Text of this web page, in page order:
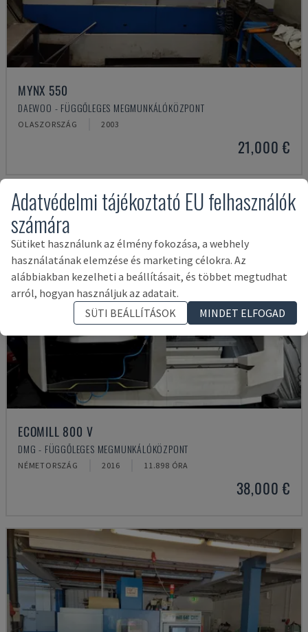
MYNX 550
DAEWOO - FÜGGŐLEGES MEGMUNKÁLÓKÖZPONT
OLASZORSZÁG 2003
21,000 €
ECOMILL 800 V
DMG - FÜGGŐLEGES MEGMUNKÁLÓKÖZPONT
NÉMETORSZÁG 2016 11.898 ÓRA
38,000 €
Adatvédelmi tájékoztató EU felhasználók
számára
Sütiket használunk az élmény fokozása, a webhely
használatának elemzése és marketing célokra. Az
alábbiakban kezelheti a beállításait, és többet megtudhat
arról, hogyan használjuk az adatait.
SÜTI BEÁLLÍTÁSOK
MINDET ELFOGAD